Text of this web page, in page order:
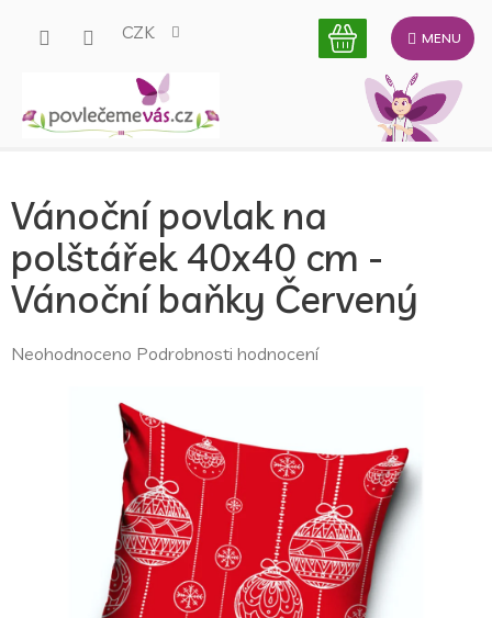
CZK
Vánoční povlak na
polštářek 40x40 cm -
Vánoční baňky Červený
Průměrné
Neohodnoceno Podrobnosti hodnocení